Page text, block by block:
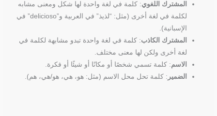
المشترك اللغوي: كلمة في لغة واحدة لها شكل ومعنى مشابه
لكلمة في لغة أخرى (مثل: “لذيذ” في العربية و”delicioso” في
الإسبانية).
المشترك الكاذب: كلمة في لغة واحدة تبدو مشابهة لكلمة في
لغة أخرى ولكن لها معنى مختلف.
الاسم: كلمة تسمي شخصًا أو مكانًا أو شيئًا أو فكرة.
الضمير : كلمة تحل محل الاسم (مثل: هو، هي، هو/هي، هم).